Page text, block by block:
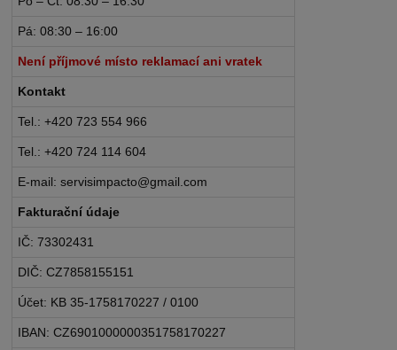
Pá: 08:30 – 16:00
Není příjmové místo reklamací ani vratek
Kontakt
Tel.: +420 723 554 966
Tel.: +420 724 114 604
E-mail: servisimpacto@gmail.com
Fakturační údaje
IČ: 73302431
DIČ: CZ7858155151
Účet: KB 35-1758170227 / 0100
IBAN: CZ6901000000351758170227